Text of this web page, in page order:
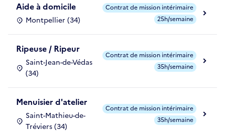
Aide à domicile
Montpellier (34)
Contrat de mission intérimaire
25h/semaine
Ripeuse / Ripeur
Saint-Jean-de-Védas
(34)
Contrat de mission intérimaire
35h/semaine
Menuisier d'atelier
Saint-Mathieu-de-
Tréviers (34)
Contrat de mission intérimaire
35h/semaine